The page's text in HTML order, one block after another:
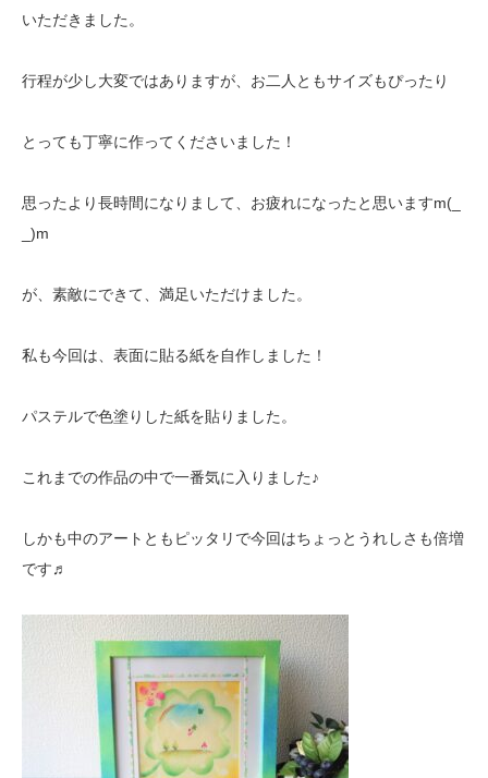
いただきました。
行程が少し大変ではありますが、お二人ともサイズもぴったり
とっても丁寧に作ってくださいました！
思ったより長時間になりまして、お疲れになったと思いますm(_
_)m
が、素敵にできて、満足いただけました。
私も今回は、表面に貼る紙を自作しました！
パステルで色塗りした紙を貼りました。
これまでの作品の中で一番気に入りました♪
しかも中のアートともピッタリで今回はちょっとうれしさも倍増
です♬